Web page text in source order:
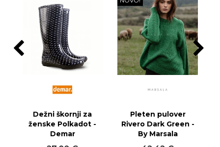
Dežni škornji za
ženske Polkadot -
Demar
Pleten pulover
Rivero Dark Green -
By Marsala